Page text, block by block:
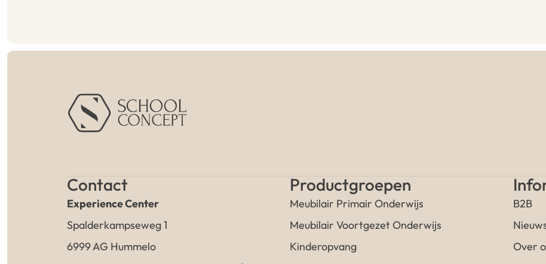
Contact
Experience Center
Spalderkampseweg 1
6999 AG Hummelo
Productgroepen
Meubilair Primair Onderwijs
Meubilair Voortgezet Onderwijs
Kinderopvang
B2B
Over